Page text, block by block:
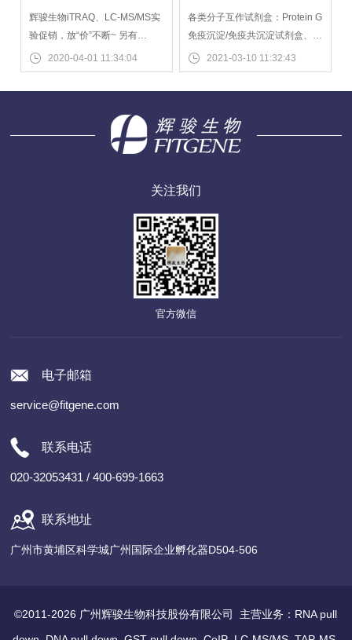
辉骏生物iTRAQ、LC-MS/MS实
验促销，放“价”不断~ 另有
Protein G免疫共沉淀试剂盒、
FLAG免疫共沉淀试剂盒、TAP
双标签纯化试剂盒、人源cDNA
2020-04-01 11:34:04
各类分子互作试剂盒：Protein G
免疫沉淀/免疫共沉淀试剂盒、
GST pull-down试剂盒、RNA
pull-down试剂盒、Flag免疫沉
淀/免疫共沉淀试剂盒。周期短、
生物有试剂盒促销，欢迎咨询：
4006991663
2021-03-10 11:32:43
关注我们
官方微信
电子邮箱
service@fitgene.com
联系电话
020-32053431 / 400-699-1663
联系地址
广州市黄埔区科学城广州国际企业孵化器D504-506
©2011-2026 广州辉骏生物科技股份有限公司 主营业务： RNA pull